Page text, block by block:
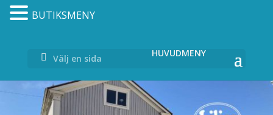
Välj en sida
BUTIKSMENY